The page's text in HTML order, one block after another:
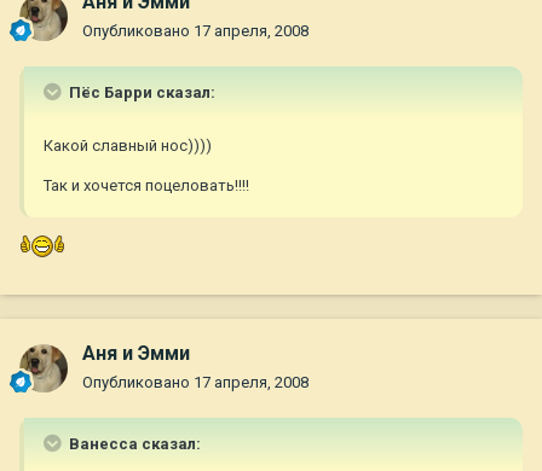
Опубликовано 17 апреля, 2008
Пёс Барри сказал:
Какой славный нос))))
Так и хочется поцеловать!!!!
Аня и Эмми
Опубликовано 17 апреля, 2008
Ванесса сказал: